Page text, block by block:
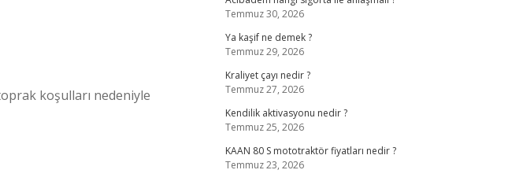
koşulları nedeniyle
Temmuz 30, 2026
Ya kaşif ne demek ?
Temmuz 29, 2026
Kraliyet çayı nedir ?
Temmuz 27, 2026
Kendilik aktivasyonu nedir ?
Temmuz 25, 2026
KAAN 80 S mototraktör fiyatları nedir ?
Temmuz 23, 2026